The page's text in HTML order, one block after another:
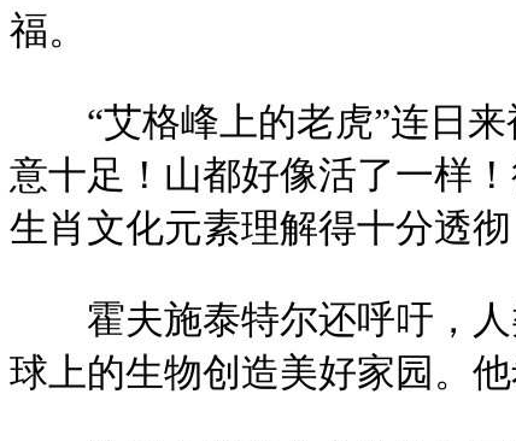
福。
“艾格峰上的老虎”连日
意十足！山都好像活了一样
生肖文化元素理解得十分透
霍夫施泰特尔还呼吁，
球上的生物创造美好家园。